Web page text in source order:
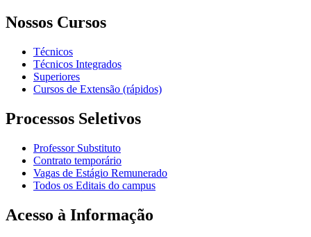
Nossos Cursos
Técnicos
Técnicos Integrados
Superiores
Cursos de Extensão (rápidos)
Processos Seletivos
Professor Substituto
Contrato temporário
Vagas de Estágio Remunerado
Todos os Editais do campus
Acesso à Informação